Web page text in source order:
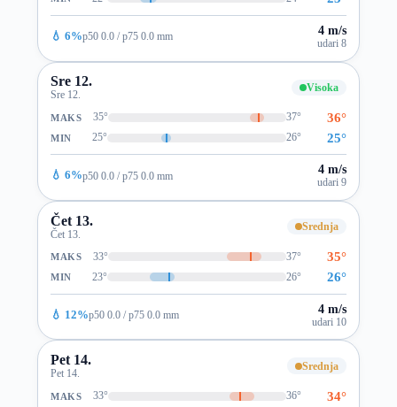
💧 6%p50 0.0 / p75 0.0 mm 4 m/s
udari 8
Sre 12.
Sre 12.
Visoka
MAKS 35° 37° 36°
MIN 25° 26° 25°
💧 6%p50 0.0 / p75 0.0 mm 4 m/s
udari 9
Čet 13.
Čet 13.
Srednja
MAKS 33° 37° 35°
MIN 23° 26° 26°
💧 12%p50 0.0 / p75 0.0 mm 4 m/s
udari 10
Pet 14.
Pet 14.
Srednja
MAKS 33° 36° 34°